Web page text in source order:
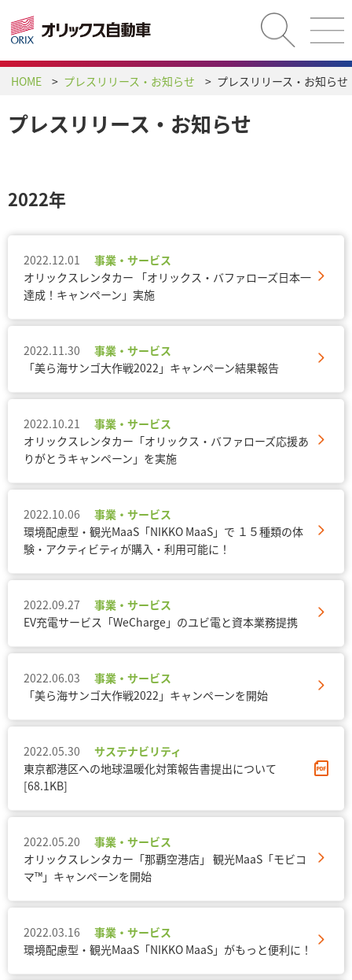
HOME プレスリリース・お知らせ プレスリリース・お知らせ
プレスリリース・お知らせ
2022年
2022.12.01
事業・サービス
オリックスレンタカー 「オリックス・バファローズ日本一
達成！キャンペーン」実施
2022.11.30
事業・サービス
「美ら海サンゴ大作戦2022」キャンペーン結果報告
2022.10.21
事業・サービス
オリックスレンタカー「オリックス・バファローズ応援あ
りがとうキャンペーン」を実施
2022.10.06
事業・サービス
環境配慮型・観光MaaS「NIKKO MaaS」で １５種類の体
験・アクティビティが購入・利用可能に！
2022.09.27
事業・サービス
EV充電サービス「WeCharge」のユビ電と資本業務提携
2022.06.03
事業・サービス
「美ら海サンゴ大作戦2022」キャンペーンを開始
2022.05.30
サステナビリティ
東京都港区への地球温暖化対策報告書提出について
[68.1KB]
2022.05.20
事業・サービス
オリックスレンタカー「那覇空港店」 観光MaaS「モビコ
マ™」キャンペーンを開始
2022.03.16
事業・サービス
環境配慮型・観光MaaS「NIKKO MaaS」がもっと便利に！